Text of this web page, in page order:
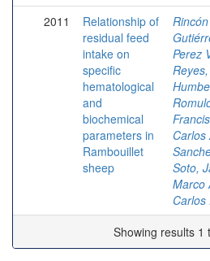
2011
Relationship of
residual feed
intake on
specific
hematological
and
biochemical
parameters in
Rambouillet
sheep
Perez
Carlos
Soto,
Marco
Showing results 1